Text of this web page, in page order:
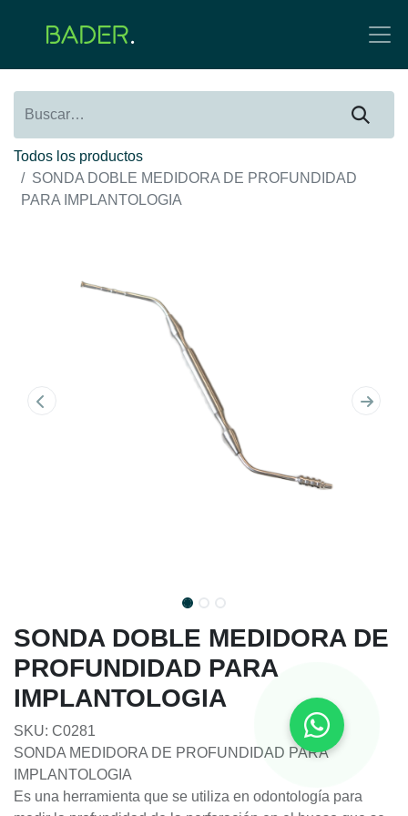
Todos los productos
SONDA DOBLE MEDIDORA DE PROFUNDIDAD
PARA IMPLANTOLOGIA
SONDA DOBLE MEDIDORA DE
PROFUNDIDAD PARA
IMPLANTOLOGIA
SKU: C0281
SONDA MEDIDORA DE PROFUNDIDAD PARA
IMPLANTOLOGIA
Es una herramienta que se utiliza en odontología para